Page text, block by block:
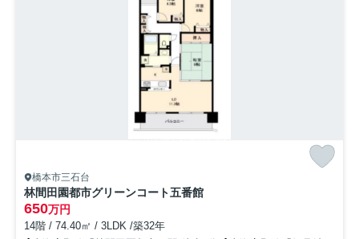
橋本市三石台
林間田園都市グリーンコート五番館
650万円
14階 / 74.40㎡ / 3LDK /築32年